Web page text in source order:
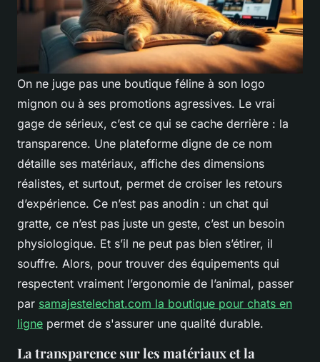
On ne juge pas une boutique féline à son logo
mignon ou à ses promotions agressives. Le vrai
gage de sérieux, c’est ce qui se cache derrière : la
transparence. Une plateforme digne de ce nom
détaille ses matériaux, affiche des dimensions
réalistes, et surtout, permet de croiser les retours
d’expérience. Ce n’est pas anodin : un chat qui
gratte, ce n’est pas juste un geste, c’est un besoin
physiologique. Et s’il ne peut pas bien s’étirer, il
souffre. Alors, pour trouver des équipements qui
respectent vraiment l’ergonomie de l’animal, passer
par samajestelechat.com la boutique pour chats en
ligne permet de s'assurer une qualité durable.
La transparence sur les matériaux et la